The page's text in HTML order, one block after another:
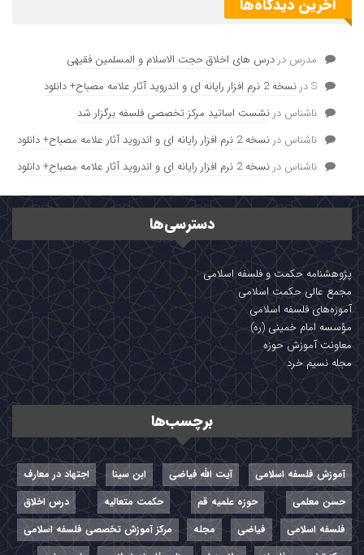
آخرین دیدگاه‌ها
مدرس در درس های اخلاق حجت الاسلام و المسلمین فقیهی
Sدر نسخه 2 نرم افزار رایانه ای و اندروید آثار علامه مصباح+ دانلود
ناشناس در نشست اساتید مرکز تخصصی فلسفه برگزار شد
ناشناس در نسخه 2 نرم افزار رایانه ای و اندروید آثار علامه مصباح+ دانلود
ناشناس در نسخه 2 نرم افزار رایانه ای و اندروید آثار علامه مصباح+ دانلود
دسترسی‌ها
پژوهشنامه حکمت و فلسفه اسلامی
مجمع عالی حکمت اسلامی
آموزه‌های فلسفه اسلامی
مؤسسه امام خمینی (ره)
معاونت آموزش حوزه
مجله نسیم خرد
برچسب‌ها
آموزش فلسفه اسلامی آیت الله فیاضی ابن سینا
اجتهاد در معارف
حسن معلمی
حوزه علمیه قم حکمت متعالیه
درس اخلاق
فلسفه اسلامی
فیاضی مجله
مرکز آموزش تخصصی فلسفه اسلامی